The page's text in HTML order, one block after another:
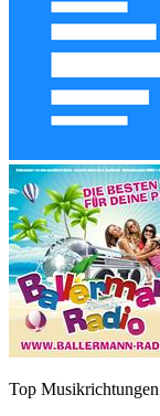
Top Musikrichtungen